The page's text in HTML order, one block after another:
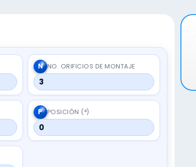
N NO. ORIFICIOS DE MONTAJE
3
P POSICIÓN (°)
0